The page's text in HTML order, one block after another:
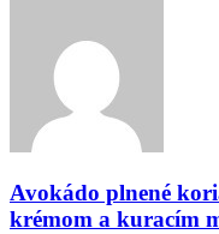
Avokádo plnené
krémom a kuracím